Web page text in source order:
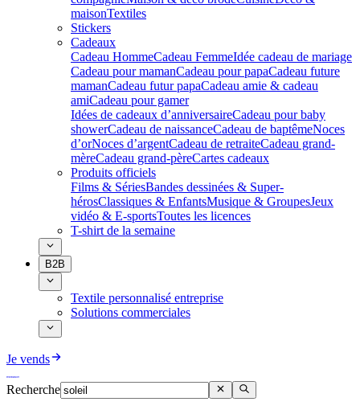
maisonTextiles
Stickers
Cadeaux
Cadeau HommeCadeau FemmeIdée cadeau de mariage​
Cadeau pour mamanCadeau pour papaCadeau future
mamanCadeau futur papaCadeau amie & cadeau
amiCadeau pour gamer
Idées de cadeaux d’anniversaireCadeau pour baby
showerCadeau de naissanceCadeau de baptêmeNoces
d’orNoces d’argentCadeau de retraiteCadeau grand-
mèreCadeau grand-pèreCartes cadeaux
Produits officiels
Films & SériesBandes dessinées & Super-
hérosClassiques & EnfantsMusique & GroupesJeux
vidéo & E-sportsToutes les licences
T-shirt de la semaine
B2B
Textile personnalisé entreprise
Solutions commerciales
Je vends
Recherche